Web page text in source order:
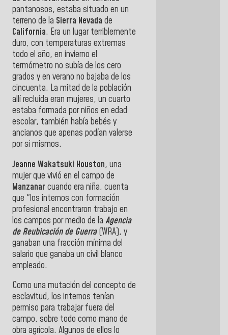
pantanosos, estaba situado en un
terreno de la Sierra Nevada de
California. Era un lugar terriblemente
duro, con temperaturas extremas
todo el año, en invierno el
termómetro no subía de los cero
grados y en verano no bajaba de los
cincuenta. La mitad de la población
allí recluida eran mujeres, un cuarto
estaba formada por niños en edad
escolar, también había bebés y
ancianos que apenas podían valerse
por sí mismos.
Jeanne Wakatsuki Houston, una
mujer que vivió en el campo de
Manzanar cuando era niña, cuenta
que "los internos con formación
profesional encontraron trabajo en
los campos por medio de la Agencia
de Reubicación de Guerra(WRA), y
ganaban una fracción mínima del
salario que ganaba un civil blanco
empleado.
Como una mutación del concepto de
esclavitud, los internos tenían
permiso para trabajar fuera del
campo, sobre todo como mano de
obra agrícola. Algunos de ellos lo